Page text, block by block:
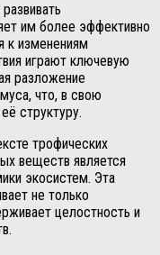
им более эффективно
к изменениям
играют ключевую
разложение
что, в свою
структуру.
трофических
веществ является
экосистем. Эта
не только
целостность и